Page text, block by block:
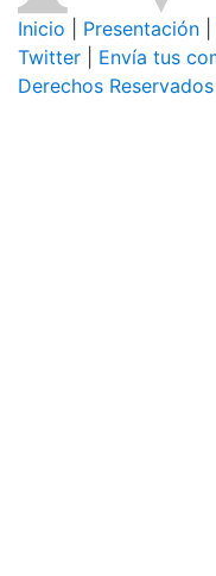
Inicio Presentación
Twitter
Envía tus
Derechos